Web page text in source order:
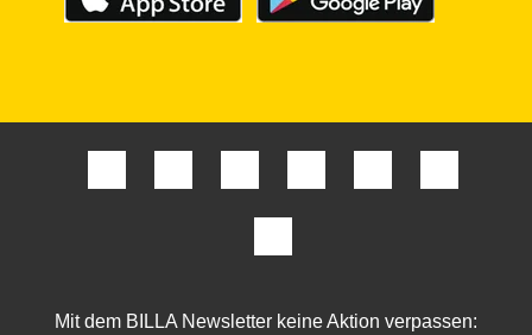
Mit dem BILLA Newsletter keine Aktion verpassen: